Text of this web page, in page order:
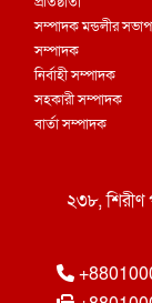
সম্পাদক মন্ডলীর
সম্পাদক
নির্বাহী সম্পাদক
সহকারী সম্পাদক
বার্তা সম্পাদক
২৩৮, শিরীণ